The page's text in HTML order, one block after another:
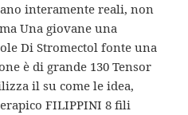
interamente reali, non
Una giovane una
Di Stromectol fonte una
è di grande 130 Tensor
il su come le idea,
FILIPPINI 8 fili